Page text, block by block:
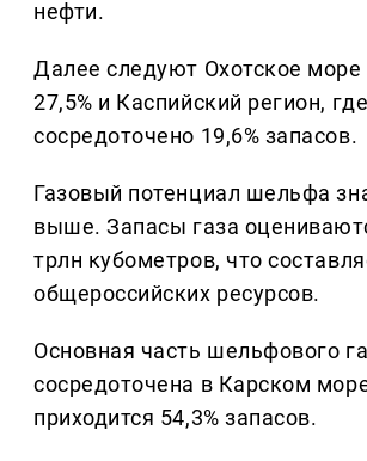
нефти.
Далее следуют Охотское море
27,5% и Каспийский регион, где
сосредоточено 19,6% запасов.
Газовый потенциал шельфа
выше. Запасы газа
трлн кубометров, что
общероссийских ресурсов.
Основная часть шельфового
сосредоточена в Карском
приходится 54,3% запасов.